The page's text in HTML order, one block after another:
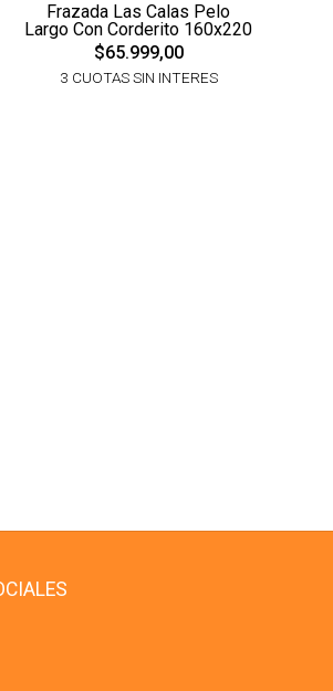
Frazada Las Calas Pelo
Largo Con Corderito 160x220
$65.999,00
3 CUOTAS SIN INTERES